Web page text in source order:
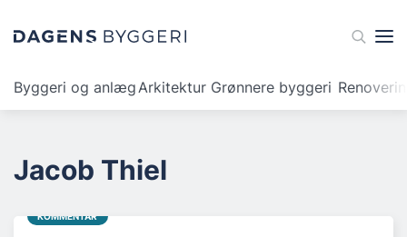
Byggeri og anlægArkitektur Grønnere byggeri
Jacob Thiel
KOMMENTAR